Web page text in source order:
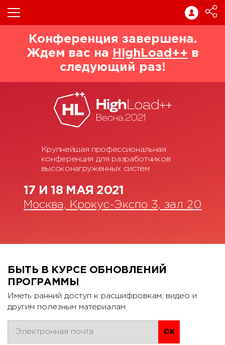
Конференция завершена.
Ждем вас на
HighLoad++ в
следующий раз!
Крупнейшая профессиональная
конференция для разработчиков
высоконагруженных систем
17 И 18 МАЯ 2021
Москва, Крокус-Экспо 3, зал 20
БЫТЬ В КУРСЕ ОБНОВЛЕНИЙ
ПРОГРАММЫ
Иметь ранний доступ к расшифровкам, видео и
другим полезным материалам.